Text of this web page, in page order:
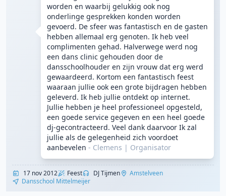
worden en waarbij gelukkig ook nog
onderlinge gesprekken konden worden
gevoerd. De sfeer was fantastisch en de gasten
hebben allemaal erg genoten. Ik heb veel
complimenten gehad. Halverwege werd nog
een dans clinic gehouden door de
dansschoolhouder en zijn vrouw dat erg werd
gewaardeerd. Kortom een fantastisch feest
waaraan jullie ook een grote bijdragen hebben
geleverd. Ik heb jullie ontdekt op internet.
Jullie hebben je heel professioneel opgesteld,
een goede service gegeven en een heel goede
dj-gecontracteerd. Veel dank daarvoor Ik zal
jullie als de gelegenheid zich voordoet
aanbevelen - Clemens | Organisator
17 nov 2012 Feest DJ Tijmen
Amstelveen
Dansschool Mittelmeijer